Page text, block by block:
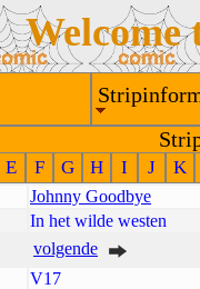
Welcome
E F G H I J K
Johnny Goodbye
In het wilde westen
volgende
V17